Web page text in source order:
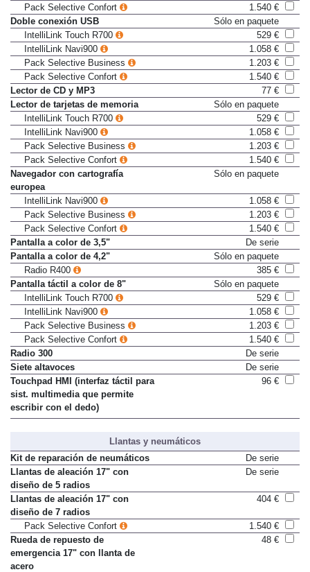
Pack Selective Confort
1.540 €
Doble conexión USB
Sólo en paquete
IntelliLink Touch R700
529 €
IntelliLink Navi900
1.058 €
Pack Selective Business
1.203 €
Pack Selective Confort
1.540 €
Lector de CD y MP3
77 €
Lector de tarjetas de memoria
Sólo en paquete
IntelliLink Touch R700
529 €
IntelliLink Navi900
1.058 €
Pack Selective Business
1.203 €
Pack Selective Confort
1.540 €
Navegador con cartografía
europea
Sólo en paquete
IntelliLink Navi900
1.058 €
Pack Selective Business
1.203 €
Pack Selective Confort
1.540 €
Pantalla a color de 3,5"
De serie
Pantalla a color de 4,2"
Sólo en paquete
Radio R400
385 €
Pantalla táctil a color de 8"
Sólo en paquete
IntelliLink Touch R700
529 €
IntelliLink Navi900
1.058 €
Pack Selective Business
1.203 €
Pack Selective Confort
1.540 €
Radio 300
De serie
Siete altavoces
De serie
Touchpad HMI (interfaz táctil para
sist. multimedia que permite
escribir con el dedo)
96 €
Llantas y neumáticos
Kit de reparación de neumáticos
De serie
Llantas de aleación 17" con
diseño de 5 radios
De serie
Llantas de aleación 17" con
diseño de 7 radios
404 €
Pack Selective Confort
1.540 €
Rueda de repuesto de
emergencia 17" con llanta de
acero
48 €